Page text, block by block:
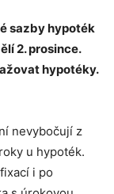
sazby hypoték
2. prosince.
hypotéky.
nevybočují z
u hypoték.
i po